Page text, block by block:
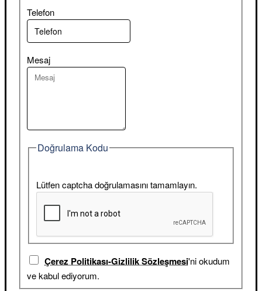
Telefon
Mesaj
Doğrulama Kodu
Lütfen captcha doğrulamasını tamamlayın.
Çerez Politikası-Gizlilik Sözleşmesi'ni okudum
ve kabul ediyorum.